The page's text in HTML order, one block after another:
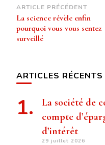
Navigation
d’article
ARTICLE PRÉCÉDENT
La science révèle enfin
pourquoi vous vous sentez
surveillé
ARTICLES RÉCENTS
La société de
compte
d’intérêt
29 juillet 2026